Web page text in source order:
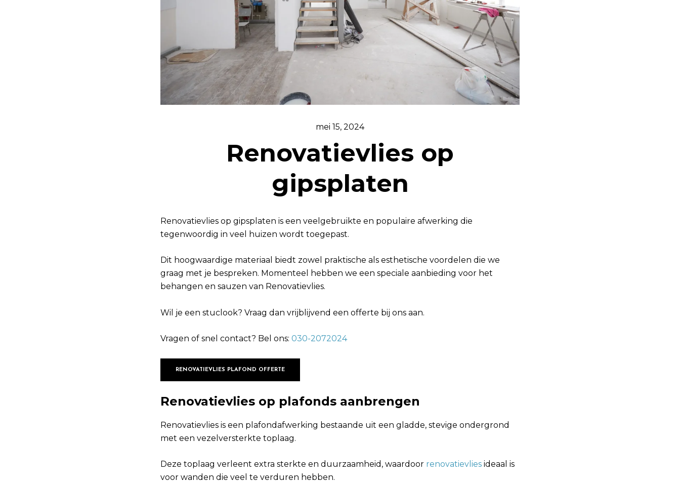
mei 15, 2024
Renovatievlies op
gipsplaten
Renovatievlies op gipsplaten is een veelgebruikte en populaire afwerking die
tegenwoordig in veel huizen wordt toegepast.
Dit hoogwaardige materiaal biedt zowel praktische als esthetische voordelen die we
graag met je bespreken. Momenteel hebben we een speciale aanbieding voor het
behangen en sauzen van Renovatievlies.
Wil je een stuclook? Vraag dan vrijblijvend een offerte bij ons aan.
Vragen of snel contact? Bel ons: 030-2072024
RENOVATIEVLIES PLAFOND OFFERTE
Renovatievlies op plafonds aanbrengen
Renovatievlies is een plafondafwerking bestaande uit een gladde, stevige ondergrond
met een vezelversterkte toplaag.
Deze toplaag verleent extra sterkte en duurzaamheid, waardoor renovatievlies ideaal is
voor wanden die veel te verduren hebben.